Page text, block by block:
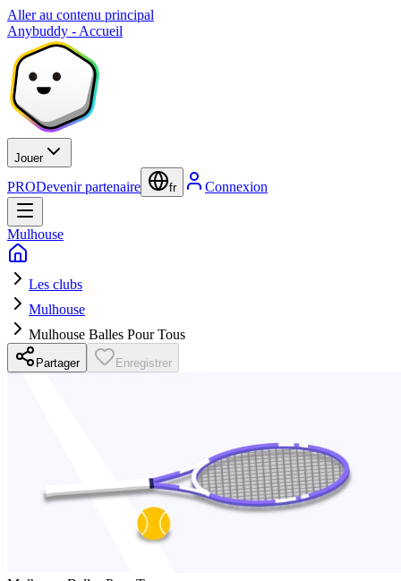
Aller au contenu principal
Anybuddy - Accueil
Jouer
PRODevenir partenaire fr Connexion
Mulhouse
Les clubs
Mulhouse
Mulhouse Balles Pour Tous
Partager Enregistrer